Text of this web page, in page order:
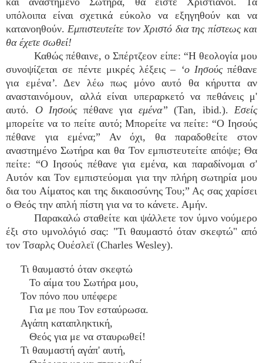
υπόλοιπα είναι σχετικά εύκολο να εξηγηθούν και να
κατανοηθούν.Εμπιστευτείτε τον Χριστό δια της πίστεως και
θα έχετε σωθεί!
Καθώς πέθαινε, ο Σπέρτζεον είπε: “Η θεολογία μου
συνοψίζεται σε πέντε μικρές λέξεις – ‘ο Ιησούςπέθανε
για εμένα’. Δεν λέω πως μόνο αυτό θα κήρυττα αν
ανασταινόμουν, αλλά είναι υπεραρκετό να πεθάνεις μ'
αυτό. Ο Ιησούςπέθανε για εμένα” (Tan, ibid.). Εσείς
μπορείτε να το πείτε αυτό; Μπορείτε να πείτε: “Ο Ιησούς
πέθανε για εμένα;” Αν όχι, θα παραδοθείτε στον
αναστημένο Σωτήρα και θα Τον εμπιστευτείτε απόψε; Θα
πείτε: “Ο Ιησούς πέθανε για εμένα, και παραδίνομαι σ'
Αυτόν και Τον εμπιστεύομαι για την πλήρη σωτηρία μου
δια του Αίματος και της δικαιοσύνης Του;” Ας σας χαρίσει
ο Θεός την απλή πίστη για να το κάνετε. Αμήν.
Παρακαλώ σταθείτε και ψάλλετε τον ύμνο νούμερο
έξι στο υμνολόγιό σας: "Τι θαυμαστό όταν σκεφτώ" από
τον Τσαρλς Ουέσλεϊ (Charles Wesley).
Τι θαυμαστό όταν σκεφτώ
Το αίμα του Σωτήρα μου,
Τον πόνο που υπέφερε
Για με που Τον εσταύρωσα.
Αγάπη καταπληκτική,
Θεός για με να σταυρωθεί!
Τι θαυμαστή αγάπ' αυτή,